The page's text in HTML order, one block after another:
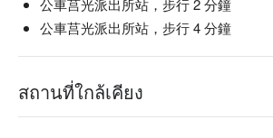
公車莒光派出所站，步行 2 分鐘
公車莒光派出所站，步行 4 分鐘
สถานที่ใกล้เคียง